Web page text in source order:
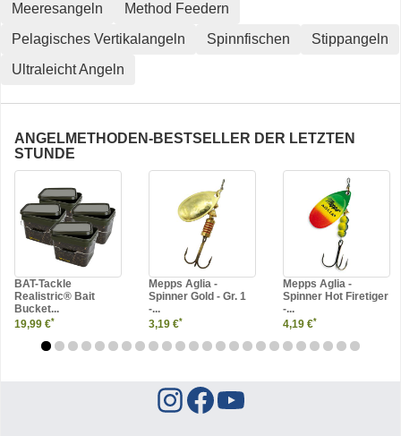
Meeresangeln
Method Feedern
Pelagisches Vertikalangeln
Spinnfischen
Stippangeln
Ultraleicht Angeln
ANGELMETHODEN-BESTSELLER DER LETZTEN
STUNDE
BAT-Tackle
Realistric® Bait
Bucket...
19,99 €*
Mepps Aglia -
Spinner Gold - Gr. 1
-...
3,19 €*
Mepps Aglia -
Spinner Hot Firetiger
-...
4,19 €*